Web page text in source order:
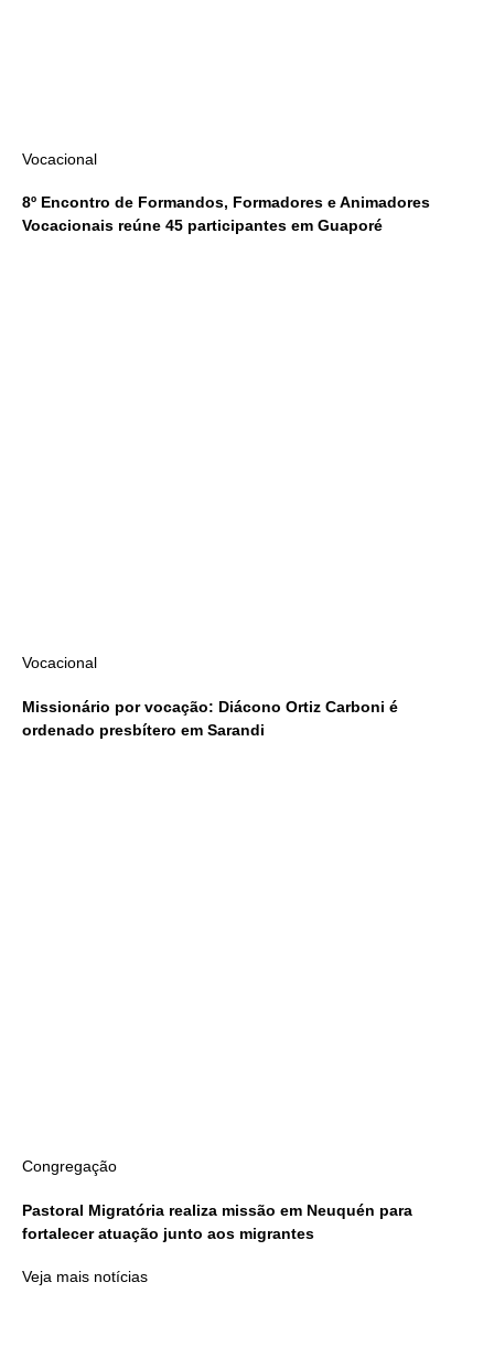
Vocacional
8º Encontro de Formandos, Formadores e Animadores
Vocacionais reúne 45 participantes em Guaporé
Vocacional
Missionário por vocação: Diácono Ortiz Carboni é
ordenado presbítero em Sarandi
Congregação
Pastoral Migratória realiza missão em Neuquén para
fortalecer atuação junto aos migrantes
Veja mais notícias